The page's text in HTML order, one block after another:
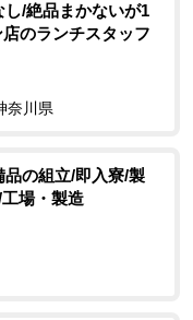
/絶品まかないが1
のランチスタッフ
奈川県
品の組立/即入寮/製
場・製造